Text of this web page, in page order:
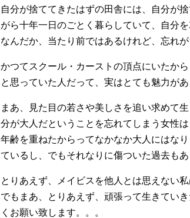
自分が捨ててきたはずの田舎には、自分が
がら十年一日のごとく暮らしていて、自分
なんだか、当たり前ではあるけれど、忘れ
かつてスクール・カーストの頂点にいたか
と思っていた人だって、実はとても魅力があ
まあ、見た目の若さや美しさを追い求めて
分が大人だということを忘れてしまう女性
年齢を重ねたからってなかなか大人にはな
ているし、でもそれなりに傷ついた過去もあ
とりあえず、メイビスを他人とは思えない
でもまあ、とりあえず、頑張って生きてい
くお願い致します。。。